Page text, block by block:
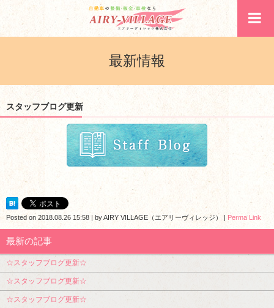
最新情報
スタッフブログ更新
Posted on 2018.08.26 15:58 | byAIRY VILLAGE（エアリーヴィレッジ） | Perma Link
最新の記事
☆スタッフブログ更新☆
☆スタッフブログ更新☆
☆スタッフブログ更新☆